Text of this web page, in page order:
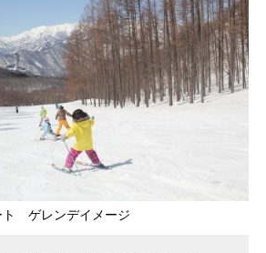
ト ゲレンデイメージ